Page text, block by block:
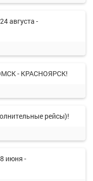
августа -
- КРАСНОЯРСК!
рейсы)!
июня -